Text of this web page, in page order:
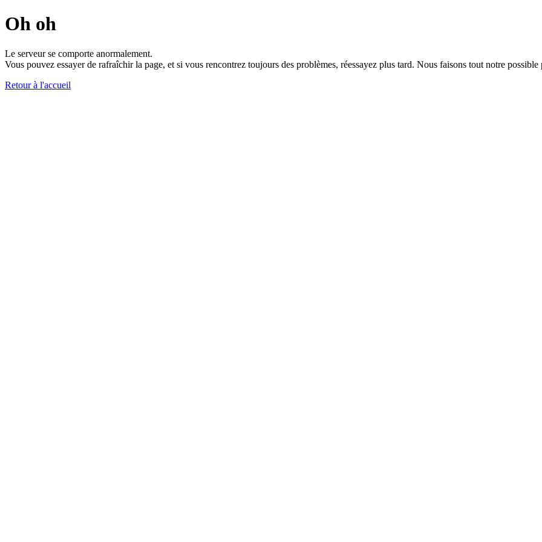
Oh oh
Le serveur se comporte anormalement.
Vous pouvez essayer de rafraîchir la page, et si vous rencontrez toujours des problèmes, réessayez plus tard. Nous faisons tout notre
Retour à l'accueil